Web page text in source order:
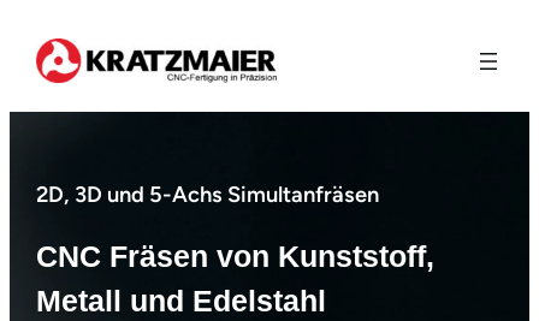
Inhalt
springen
2D, 3D und 5-Achs Simultanfräsen
CNC Fräsen von Kunststoff,
Metall und Edelstahl